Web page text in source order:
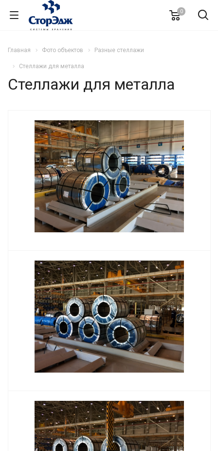
0
Главная Фото объектов Разные стеллажи
Стеллажи для металла
Стеллажи для металла